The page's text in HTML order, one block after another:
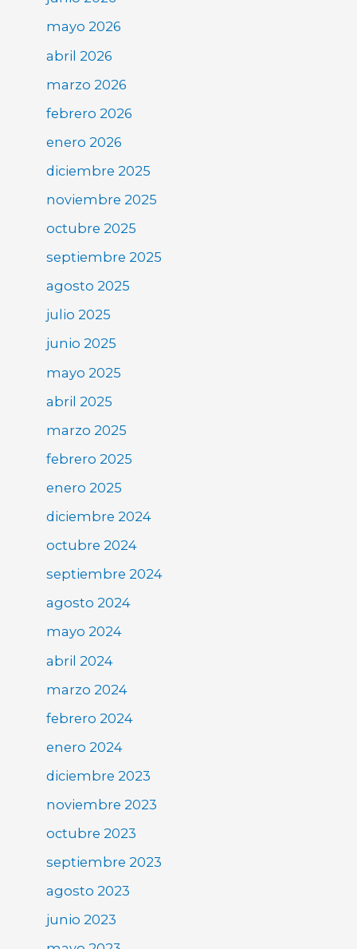
mayo 2026
abril 2026
marzo 2026
febrero 2026
enero 2026
diciembre 2025
noviembre 2025
octubre 2025
septiembre 2025
agosto 2025
julio 2025
junio 2025
mayo 2025
abril 2025
marzo 2025
febrero 2025
enero 2025
diciembre 2024
octubre 2024
septiembre 2024
agosto 2024
mayo 2024
abril 2024
marzo 2024
febrero 2024
enero 2024
diciembre 2023
noviembre 2023
octubre 2023
septiembre 2023
agosto 2023
junio 2023